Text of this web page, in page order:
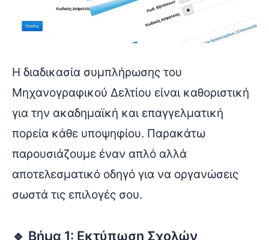
Η διαδικασία συμπλήρωσης του
Μηχανογραφικού Δελτίου είναι καθοριστική
για την ακαδημαϊκή και επαγγελματική
πορεία κάθε υποψηφίου. Παρακάτω
παρουσιάζουμε έναν απλό αλλά
αποτελεσματικό οδηγό για να οργανώσεις
σωστά τις επιλογές σου.
🔹 Βήμα 1: Εκτύπωση Σχολών